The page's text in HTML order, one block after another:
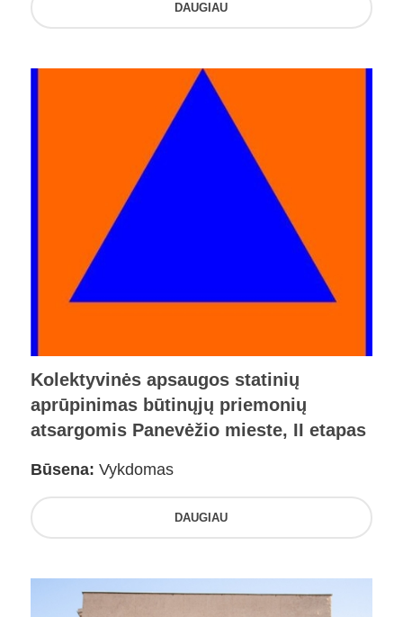
DAUGIAU
Kolektyvinės apsaugos statinių
aprūpinimas būtinųjų priemonių
atsargomis Panevėžio mieste, II etapas
Būsena: Vykdomas
DAUGIAU